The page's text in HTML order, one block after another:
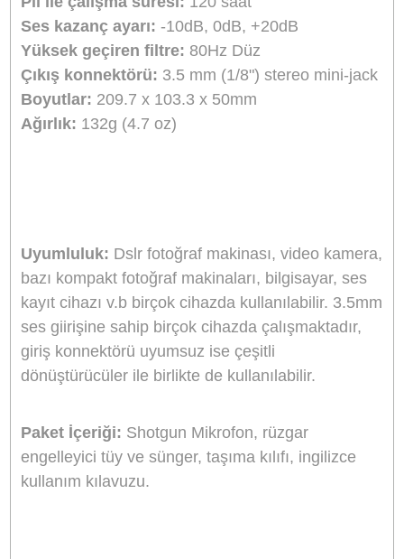
- Üç pozisyon seviyesi kontrolü (-10dB, 0, +
- Kulaklık çıkışı ile gerçek zamanlı dinleme
- Tam 120 saate kadar kullanım süresi